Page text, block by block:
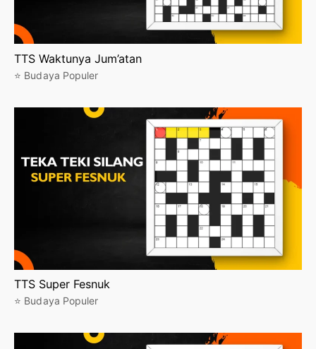
TTS Waktunya Jum’atan
⭐ Budaya Populer
TTS Super Fesnuk
⭐ Budaya Populer